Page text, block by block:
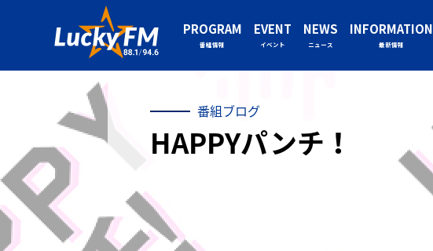
PROGRAM
番組情報
EVENT
イベント
NEWS
ニュース
INFORMATION
最新情報
番組ブログ
HAPPYパンチ！